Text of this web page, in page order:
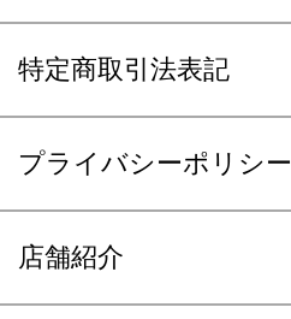
特定商取引法表記
プライバシーポリシー
店舗紹介